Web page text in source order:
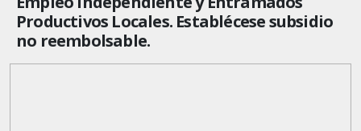
Productivos Locales. Establécese subsidio
no reembolsable.